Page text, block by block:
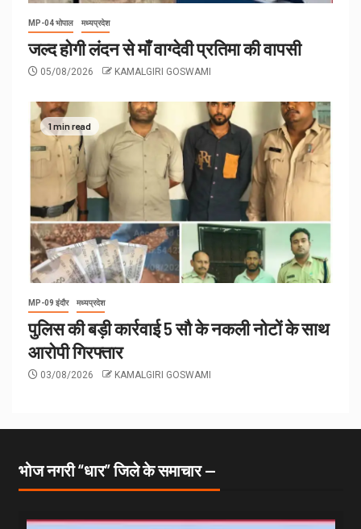
MP-04 भोपाल मध्यप्रदेश
जल्द होगी लंदन से माँ वाग्देवी प्रतिमा की वापसी
05/08/2026 KAMALGIRI GOSWAMI
1 min read
MP-09 इंदौर मध्यप्रदेश
पुलिस की बड़ी कार्रवाई 5 सौ के नकली नोटों के साथ
आरोपी गिरफ्तार
03/08/2026 KAMALGIRI GOSWAMI
भोज नगरी “धार” जिले के समाचार —